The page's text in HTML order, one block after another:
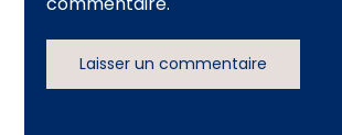
Laisser un commentaire